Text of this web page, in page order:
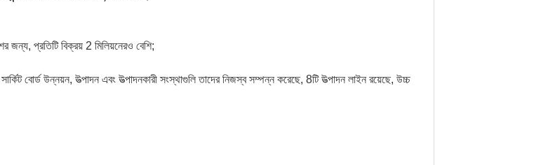
প্রতিটি বিক্রয় 2 মিলিয়নেরও বেশি;
বোর্ড উন্নয়ন, উত্পাদন এবং উত্পাদনকারী সংস্থাগুলি তাদের নিজস্ব সম্পন্ন করেছে, 8টি উত্পাদন লাইন রয়েছে, উচ্চ